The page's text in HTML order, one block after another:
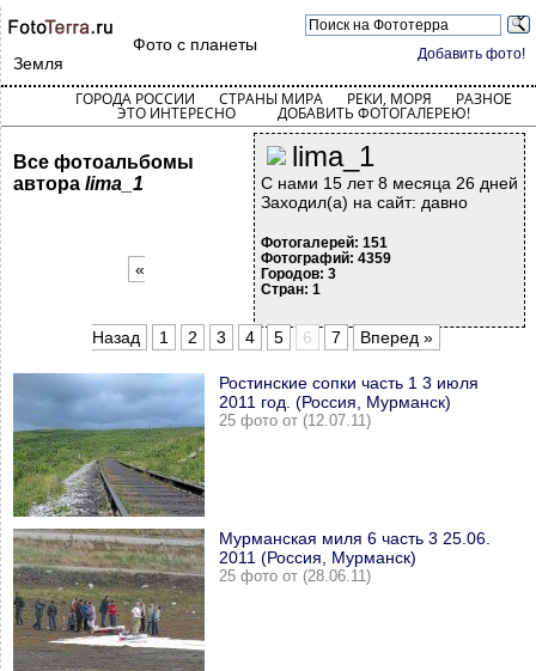
Добавить фото!
Фото с планеты
Земля
ГОРОДА РОССИИ СТРАНЫ МИРА РЕКИ, МОРЯ РАЗНОЕ
ЭТО ИНТЕРЕСНО ДОБАВИТЬ ФОТОГАЛЕРЕЮ!
lima_1
С нами 15 лет 8 месяца 26 дней
Заходил(а) на сайт: давно
Фотогалерей: 151
Фотографий: 4359
Городов: 3
Стран: 1
Все фотоальбомы
автора lima_1
«
Назад 1 2 3 4 5 6 7 Вперед »
Ростинские сопки часть 1 3 июля
2011 год. (Россия, Мурманск)
25 фото от (12.07.11)
Мурманская миля 6 часть 3 25.06.
2011 (Россия, Мурманск)
25 фото от (28.06.11)